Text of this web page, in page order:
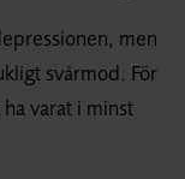
men
svårmod. För
varat i minst